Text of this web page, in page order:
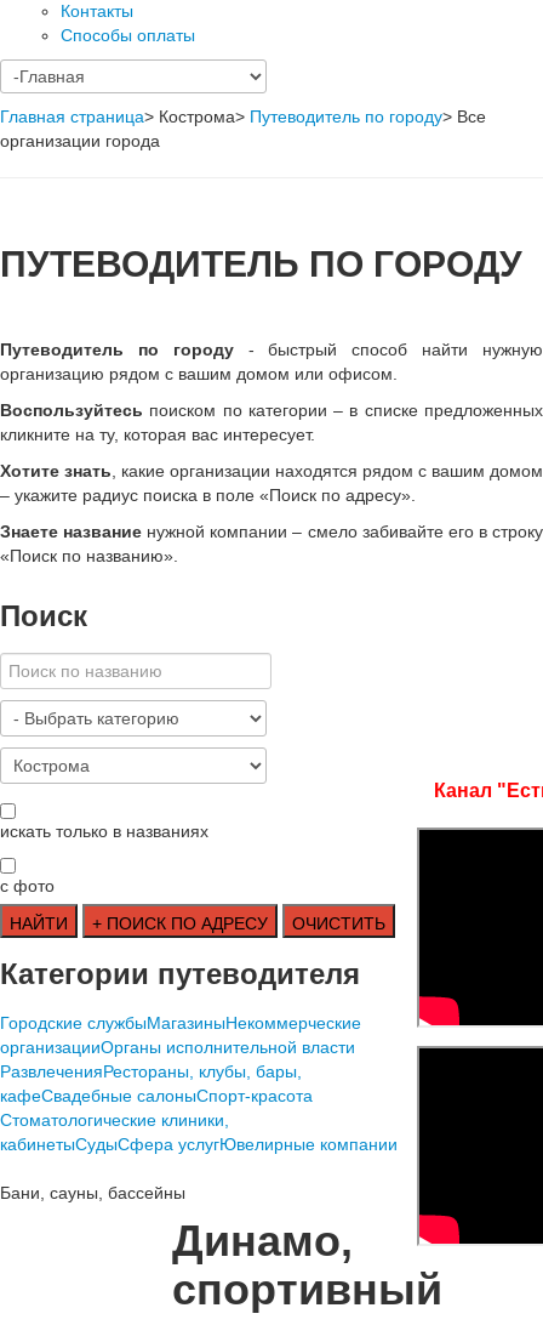
Контакты
Способы оплаты
Главная страница> Кострома> Путеводитель по городу> Все
организации города
ПУТЕВОДИТЕЛЬ ПО ГОРОДУ
Путеводитель по городу- быстрый способ найти нужную
организацию рядом с вашим домом или офисом.
Воспользуйтесь поиском по категории – в списке предложенных
кликните на ту, которая вас интересует.
Хотите знать , какие организации находятся рядом с вашим домом
– укажите радиус поиска в поле «Поиск по адресу».
Знаете название нужной компании – смело забивайте его в строку
«Поиск по названию»
Поиск
искать только в названиях
с фото
Категории путеводителя
Городские службыМагазиныНекоммерческие
организацииОрганы исполнительной власти
РазвлеченияРестораны, клубы, бары,
кафеСвадебные салоныСпорт-красота
Стоматологические клиники,
кабинетыСудыСфера услугЮвелирные компании
Бани, сауны, бассейны
Динамо,
спортивный
Канал